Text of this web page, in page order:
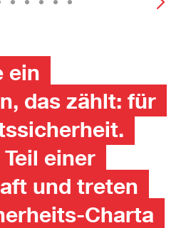
ein
das zählt: für
einer
und treten
Charta